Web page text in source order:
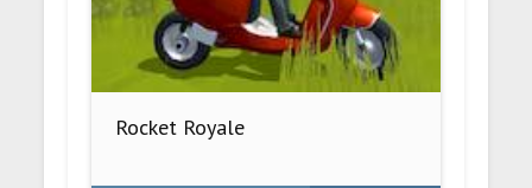
Rocket Royale